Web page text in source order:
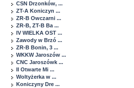
CSN Drzonków, ...
ZT-A Koniczyn ...
ZR-B Owczarni ...
ZR-B, ZT-B Ba ...
IV WIELKA OST ...
Zawody w Brzó ...
ZR-B Bonin, 3 ...
WKKW Jaroszów ...
CNC Jaroszówk ...
II Otwarte Mi ...
Woltyżerka w ...
Koniczyny Dre ...